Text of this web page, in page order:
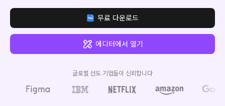
무료 다운로드
에디터에서 열기
글로벌 선도 기업들이 신뢰합니다